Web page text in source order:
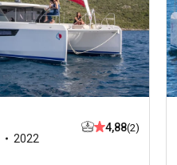
2022
4,88(2)